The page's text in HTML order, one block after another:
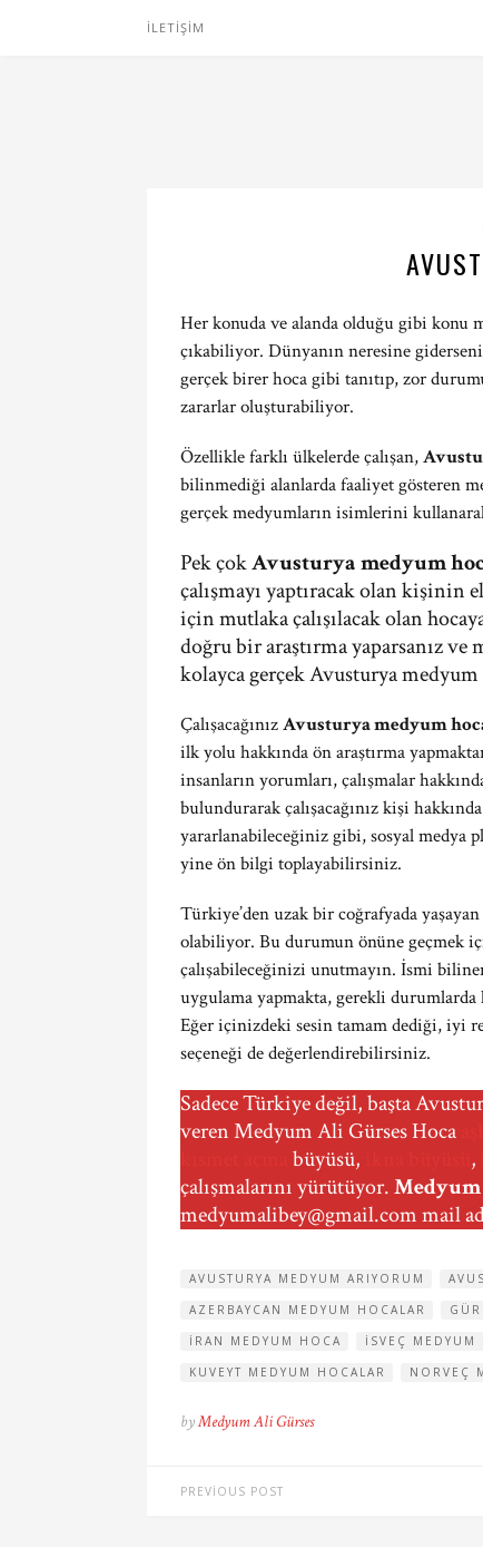
İLETIŞIM
Her konuda ve alanda olduğu gibi konu
çıkabiliyor. Dünyanın neresine
gerçek birer hoca gibi tanıtıp, zor
zararlar oluşturabiliyor.
Özellikle farklı ülkelerde çalışan,
bilinmediği alanlarda faaliyet gösteren
gerçek medyumların isimlerini
Pek çokAvusturya medyum
çalışmayı yaptıracak olan kişinin
için mutlaka çalışılacak olan
doğru bir araştırma yaparsanız
kolayca gerçek Avusturya
ÇalışacağınızAvusturya medyum
ilk yolu hakkında ön araştırma
insanların yorumları, çalışmalar
bulundurarak çalışacağınız kişi
yararlanabileceğiniz gibi, sosyal medya
yine ön bilgi toplayabilirsiniz.
Türkiye’den uzak bir coğrafyada
olabiliyor. Bu durumun önüne geçmek
çalışabileceğinizi unutmayın. İsmi
uygulama yapmakta, gerekli
Eğer içinizdeki sesin tamam dediği, iyi
seçeneği de değerlendirebilirsiniz.
Sadece Türkiye değil, başta
veren Medyum Ali Gürses Hoca
büyüsü, ,
çalışmalarını yürütüyor.
medyumalibey@gmail.commail
AVUSTURYA MEDYUM ARIYORUM
AZERBAYCAN MEDYUM HOCALAR
IRAN MEDYUM HOCA
ISVEÇ MEDYUM
KUVEYT MEDYUM HOCALAR
NORVEÇ
byMedyum Ali Gürses
PREVIOUS POST